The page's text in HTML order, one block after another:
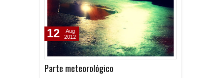
Parte meteorológico
12
Aug
2012